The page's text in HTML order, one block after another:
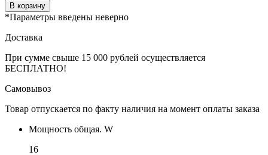
В корзину
*Параметры введены неверно
Доставка
При сумме свыше 15 000 рублей осуществляется
БЕСПЛАТНО!
Самовывоз
Товар отпускается по факту наличия на момент оплаты заказа
Мощность общая. W
16